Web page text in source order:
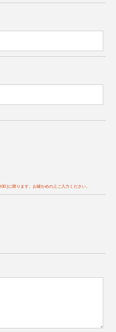
)に限ります。お確かめの上ご入力ください。